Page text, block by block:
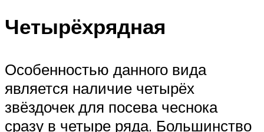
Четырёхрядная
Особенностью данного вида
является наличие четырёх
звёздочек для посева чеснока
сразу в четыре ряда. Большинство